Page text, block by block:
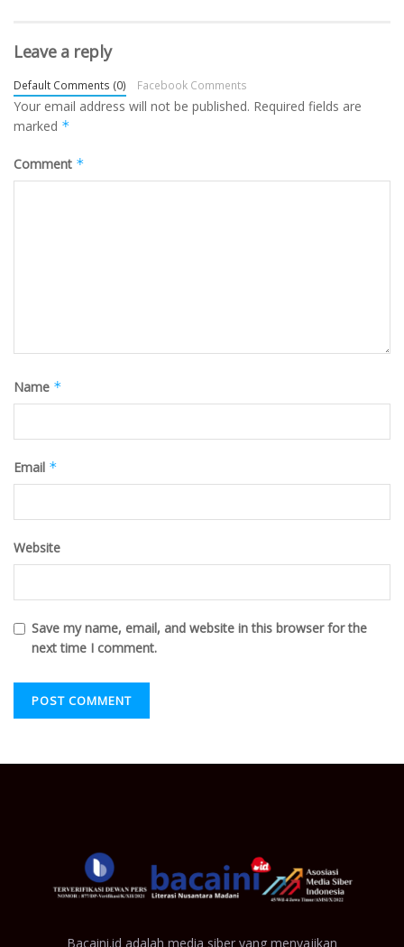
Leave a reply
Default Comments (0) Facebook Comments
Your email address will not be published. Required fields are
marked *
Comment *
Name *
Email *
Website
Save my name, email, and website in this browser for the
next time I comment.
Bacaini.id adalah media siber yang menyajikan